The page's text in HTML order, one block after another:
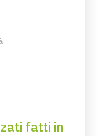
fatti in